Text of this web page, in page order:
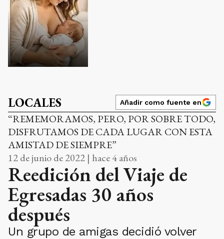
LOCALES Añadir como fuente en
“REMEMORAMOS, PERO, POR SOBRE TODO,
DISFRUTAMOS DE CADA LUGAR CON ESTA
AMISTAD DE SIEMPRE”
12 de junio de 2022 | hace 4 años
Reedición del Viaje de
Egresadas 30 años
después
Un grupo de amigas decidió volver